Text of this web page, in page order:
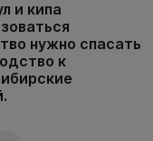
и кипа
нужно спасать
к